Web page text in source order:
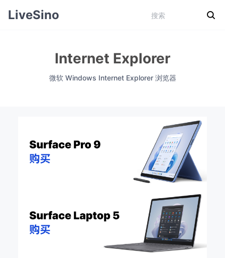
LiveSino
Internet Explorer
微软 Windows Internet Explorer 浏览器